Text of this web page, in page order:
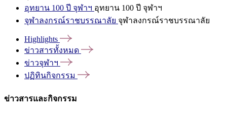
อุทยาน 100 ปี จุฬาฯ อุทยาน 100 ปี จุฬาฯ
จุฬาลงกรณ์ราชบรรณาลัย จุฬาลงกรณ์ราชบรรณาลัย
Highlights
ข่าวสารทั้งหมด
ข่าวจุฬาฯ
ปฏิทินกิจกรรม
ข่าวสารและกิจกรรม